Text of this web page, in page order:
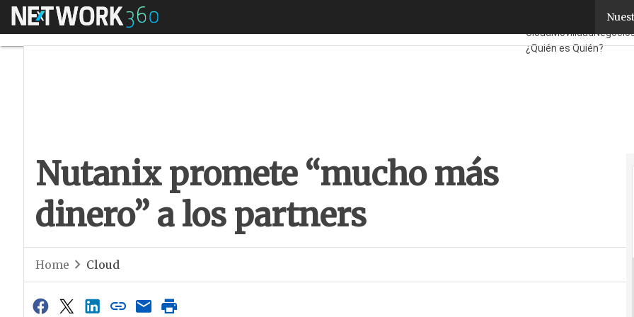
Menú Mayoristas
CloudMovilidad
¿Quién es Quién?
Nutanix promete “mucho más
dinero” a los partners
Home Cloud